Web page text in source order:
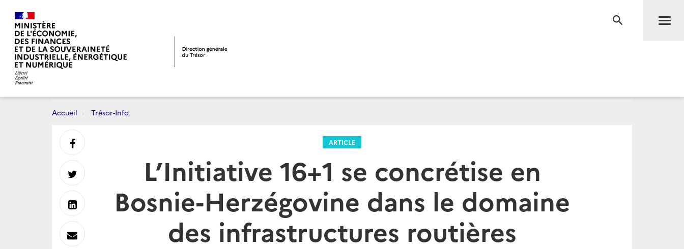
RECHERCHE
Accueil Trésor-Info
ARTICLE
L’Initiative 16+1 se concrétise en
Bosnie-Herzégovine dans le domaine
des infrastructures routières
Partager
sur
Facebook
Partager
sur
Partager
sur
Envoyer